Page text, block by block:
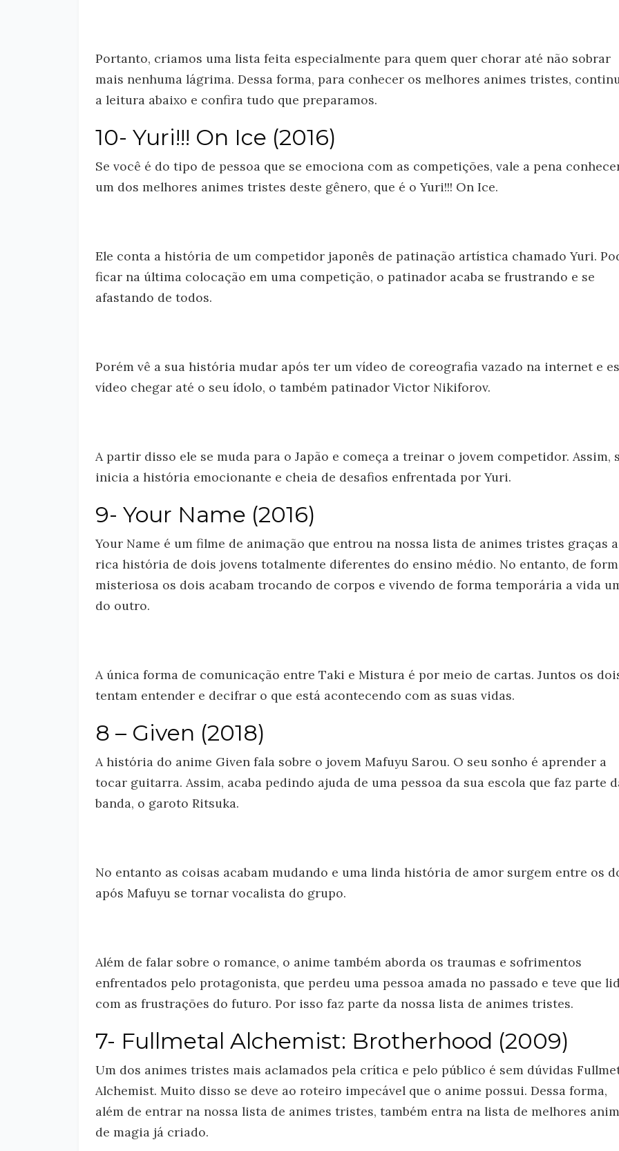
Portanto, criamos uma lista feita especialmente para quem quer chorar até não sobrar
mais nenhuma lágrima. Dessa forma, para conhecer os melhores animes tristes,
a leitura abaixo e confira tudo que preparamos.
10- Yuri!!! On Ice (2016)
Se você é do tipo de pessoa que se emociona com as competições, vale a pena
um dos melhores animes tristes deste gênero, que é o Yuri!!! On Ice.
Ele conta a história de um competidor japonês de patinação artística chamado Yuri.
ficar na última colocação em uma competição, o patinador acaba se frustrando e se
afastando de todos.
Porém vê a sua história mudar após ter um vídeo de coreografia vazado na internet e
vídeo chegar até o seu ídolo, o também patinador Victor Nikiforov.
A partir disso ele se muda para o Japão e começa a treinar o jovem competidor. Assim,
inicia a história emocionante e cheia de desafios enfrentada por Yuri.
9- Your Name (2016)
Your Name é um filme de animação que entrou na nossa lista de animes tristes graças a
rica história de dois jovens totalmente diferentes do ensino médio. No entanto, de
misteriosa os dois acabam trocando de corpos e vivendo de forma temporária a vida
do outro.
A única forma de comunicação entre Taki e Mistura é por meio de cartas. Juntos os
tentam entender e decifrar o que está acontecendo com as suas vidas.
8 – Given (2018)
A história do anime Given fala sobre o jovem Mafuyu Sarou. O seu sonho é aprender a
tocar guitarra. Assim, acaba pedindo ajuda de uma pessoa da sua escola que faz parte
banda, o garoto Ritsuka.
No entanto as coisas acabam mudando e uma linda história de amor surgem entre os
após Mafuyu se tornar vocalista do grupo.
Além de falar sobre o romance, o anime também aborda os traumas e sofrimentos
enfrentados pelo protagonista, que perdeu uma pessoa amada no passado e teve que
com as frustrações do futuro. Por isso faz parte da nossa lista de animes tristes.
7- Fullmetal Alchemist: Brotherhood (2009)
Um dos animes tristes mais aclamados pela crítica e pelo público é sem dúvidas
Alchemist. Muito disso se deve ao roteiro impecável que o anime possui. Dessa forma,
além de entrar na nossa lista de animes tristes, também entra na lista de melhores
de magia já criado.